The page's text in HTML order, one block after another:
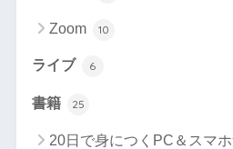
Zoom 10
ライブ 6
書籍 25
20日で身につくPC＆スマ